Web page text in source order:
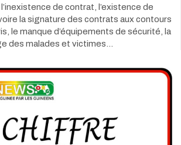
de contrat, l’existence de
la signature des contrats aux contours
le manque d’équipements de sécurité, la
des malades et victimes…